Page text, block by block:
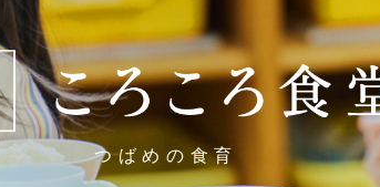
つばめの食育